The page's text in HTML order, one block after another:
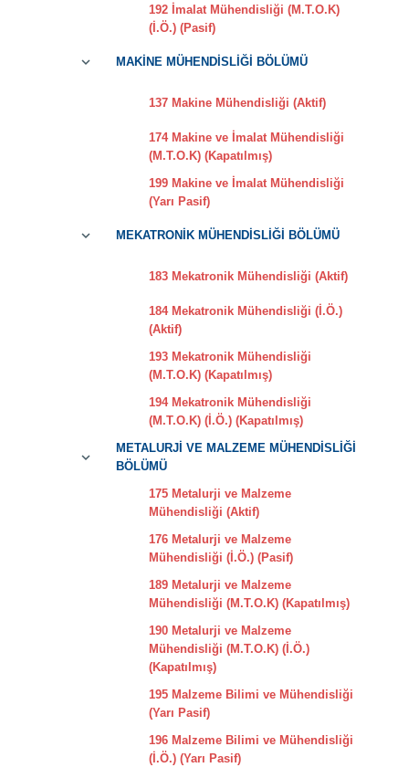
192 İmalat Mühendisliği (M.T.O.K)
(İ.Ö.) (Pasif)
MAKİNE MÜHENDİSLİĞİ BÖLÜMÜ
137 Makine Mühendisliği (Aktif)
174 Makine ve İmalat Mühendisliği
(M.T.O.K) (Kapatılmış)
199 Makine ve İmalat Mühendisliği
(Yarı Pasif)
MEKATRONİK MÜHENDİSLİĞİ BÖLÜMÜ
183 Mekatronik Mühendisliği (Aktif)
184 Mekatronik Mühendisliği (İ.Ö.)
(Aktif)
193 Mekatronik Mühendisliği
(M.T.O.K) (Kapatılmış)
194 Mekatronik Mühendisliği
(M.T.O.K) (İ.Ö.) (Kapatılmış)
METALURJİ VE MALZEME MÜHENDİSLİĞİ
BÖLÜMÜ
175 Metalurji ve Malzeme
Mühendisliği (Aktif)
176 Metalurji ve Malzeme
Mühendisliği (İ.Ö.) (Pasif)
189 Metalurji ve Malzeme
Mühendisliği (M.T.O.K) (Kapatılmış)
190 Metalurji ve Malzeme
Mühendisliği (M.T.O.K) (İ.Ö.)
(Kapatılmış)
195 Malzeme Bilimi ve Mühendisliği
(Yarı Pasif)
196 Malzeme Bilimi ve Mühendisliği
(İ.Ö.) (Yarı Pasif)